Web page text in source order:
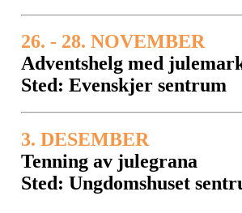
26. - 28. NOVEMBER
Adventshelg med
Sted: Evenskjer sentrum
3. DESEMBER
Tenning av julegrana
Sted: Ungdomshuset